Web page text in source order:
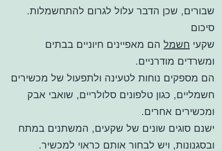
שבורים, שכן הדבר עלול לגרום להתחשמלות.
סיכום
שקעי חשמל הם מאפיינים חיוניים בבתים
ומשרדים מודרניים.
הם מספקים נוחות לטעינה ולתפעול של מכשירים
חשמליים, כגון טלפונים סלולריים, שואבי אבק
ומכשירים אחרים.
ישנם סוגים שונים של שקעים, המשתנים במתח
ובסגנונות, ויש לבחור אותם כראוי למכשיר.